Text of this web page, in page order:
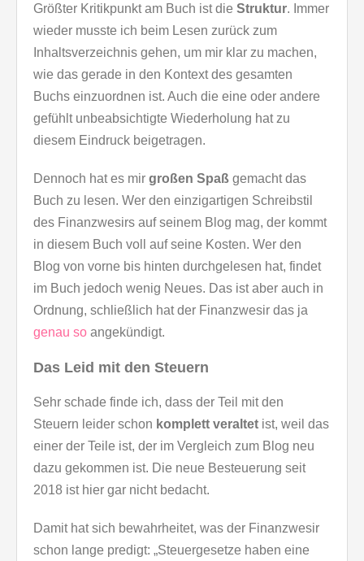
Größter Kritikpunkt am Buch ist die Struktur. Immer
wieder musste ich beim Lesen zurück zum
Inhaltsverzeichnis gehen, um mir klar zu machen,
wie das gerade in den Kontext des gesamten
Buchs einzuordnen ist. Auch die eine oder andere
gefühlt unbeabsichtigte Wiederholung hat zu
diesem Eindruck beigetragen.
Dennoch hat es mir großen Spaß gemacht das
Buch zu lesen. Wer den einzigartigen Schreibstil
des Finanzwesirs auf seinem Blog mag, der kommt
in diesem Buch voll auf seine Kosten. Wer den
Blog von vorne bis hinten durchgelesen hat, findet
im Buch jedoch wenig Neues. Das ist aber auch in
Ordnung, schließlich hat der Finanzwesir das ja
genau so angekündigt.
Das Leid mit den Steuern
Sehr schade finde ich, dass der Teil mit den
Steuern leider schon komplett veraltet ist, weil das
einer der Teile ist, der im Vergleich zum Blog neu
dazu gekommen ist. Die neue Besteuerung seit
2018 ist hier gar nicht bedacht.
Damit hat sich bewahrheitet, was der Finanzwesir
schon lange predigt: „Steuergesetze haben eine